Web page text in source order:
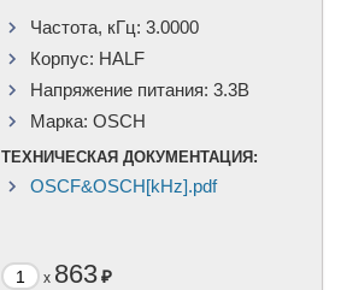
Частота, кГц: 3.0000
Корпус: HALF
Напряжение питания: 3.3В
Марка: OSCH
ТЕХНИЧЕСКАЯ ДОКУМЕНТАЦИЯ:
OSCF&OSCH[kHz].pdf
x 863₽